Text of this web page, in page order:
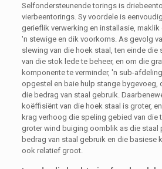
Selfondersteunende torings is
vierbeentorings. Sy voordele is
gerieflik verwerking en installasie, maklik
'n stewige en dik voorkoms. As gevolg
slewing van die hoek staal, ten einde die
van die stok lede te beheer, en om die
komponente te verminder, 'n sub-
opgestel en baie hulp stange bygevoeg,
die bedrag van staal gebruik.
koëffisiënt van die hoek staal is groter,
krag verhoog die speling gebied van die
groter wind buiging oomblik as die staal
bedrag van staal gebruik en die basiese
ook relatief groot.